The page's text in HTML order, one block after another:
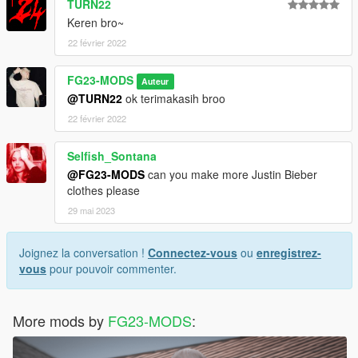
TURN22
Keren bro~
22 février 2022
FG23-MODS Auteur
@TURN22 ok terimakasih broo
22 février 2022
Selfish_Sontana
@FG23-MODS can you make more Justin Bieber
clothes please
29 mai 2023
Joignez la conversation ! Connectez-vous ou enregistrez-
vous pour pouvoir commenter.
More mods by FG23-MODS: